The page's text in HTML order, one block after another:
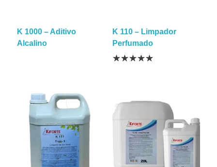
K 1000 – Aditivo
Alcalino
K 110 – Limpador
Perfumado